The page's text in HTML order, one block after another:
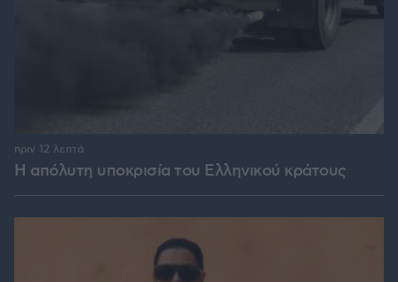
Η απόλυτη υποκρισία του Ελληνικού κράτους
πριν 12 λεπτά